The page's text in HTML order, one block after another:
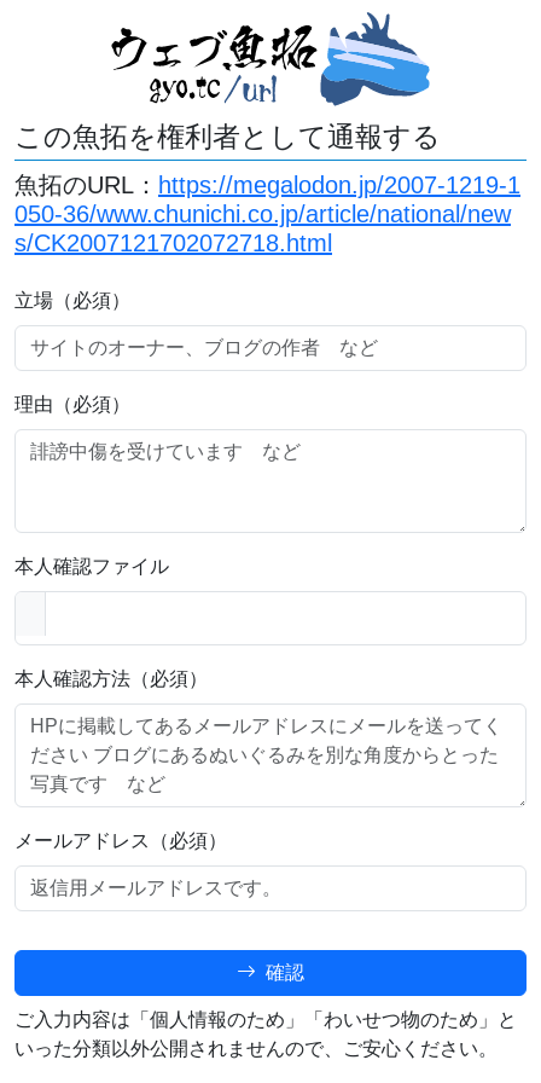
この魚拓を権利者として通報する
魚拓のURL： https://megalodon.jp/2007-1219-1
050-36/www.chunichi.co.jp/article/national/new
s/CK2007121702072718.html
立場（必須）
理由（必須）
本人確認ファイル
本人確認方法（必須）
メールアドレス（必須）
確認
ご入力内容は「個人情報のため」「わいせつ物のため」と
いった分類以外公開されませんので、ご安心ください。